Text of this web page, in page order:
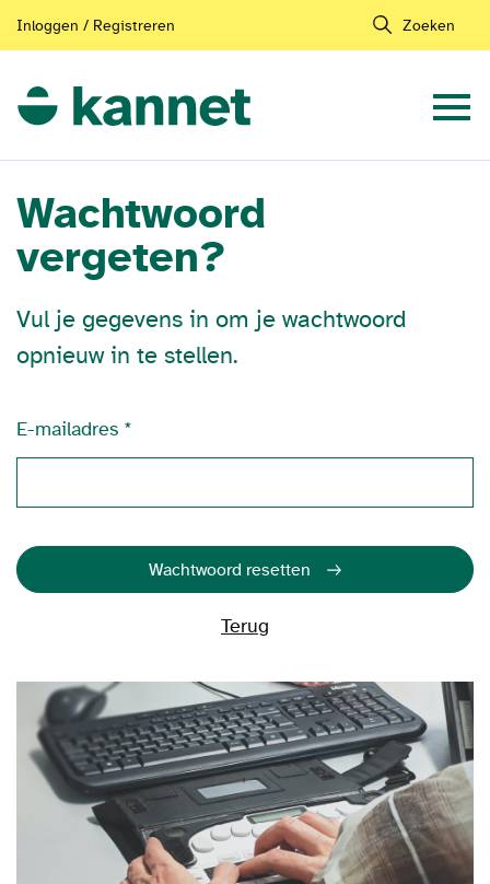
Inloggen / Registreren Zoeken
Wachtwoord
vergeten?
Vul je gegevens in om je wachtwoord
opnieuw in te stellen.
E-mailadres
Wachtwoord resetten
Terug